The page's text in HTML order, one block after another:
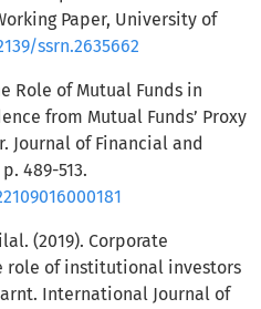
Paper, University of
ssrn.2635662
Role of Mutual Funds in
from Mutual Funds’ Proxy
Journal of Financial and
489-513.
(2019). Corporate
role of institutional investors
International Journal of